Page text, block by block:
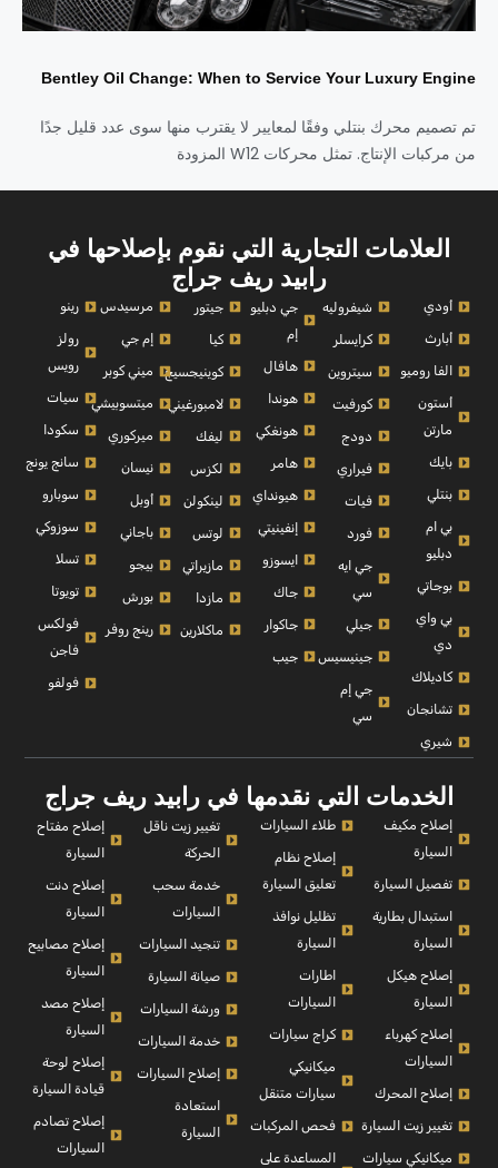
Bentley Oil Change: When to Service Your Luxury Engine
تم تصميم محرك بنتلي وفقًا لمعايير لا يقترب منها سوى عدد قليل جدًا
من مركبات الإنتاج. تمثل محركات W12 المزودة
العلامات التجارية التي نقوم بإصلاحها في
رابيد ريف جراج
أودي
أبارث
الفا روميو
أستون
مارتن
بايك
بنتلي
بي ام
دبليو
بوجاتي
بي واي
دي
كاديلاك
تشانجان
شيري
شيفروليه
كرايسلر
سيتروين
كورفيت
دودج
فيراري
فيات
فورد
جي ايه
سي
جيلي
جينيسيس
جي إم
سي
جي دبليو
إم
هافال
هوندا
هونغكي
هامر
هيونداي
إنفينيتي
ايسوزو
جاك
جاكوار
جيب
جيتور
كيا
كوينيجسيج
لامبورغيني
ليفك
لكزس
لينكولن
لوتس
مازيراتي
مازدا
ماكلارين
مرسيدس
إم جي
ميني كوبر
ميتسوبيشي
ميركوري
نيسان
أوبل
باجاني
بيجو
بورش
رينج روفر
رينو
رولز
رويس
سيات
سكودا
سانج يونج
سوبارو
سوزوكي
تسلا
تويوتا
فولكس
فاجن
فولفو
الخدمات التي نقدمها في رابيد ريف جراج
إصلاح مكيف
السيارة
تفصيل السيارة
استبدال بطارية
السيارة
إصلاح هيكل
السيارة
إصلاح كهرباء
السيارات
إصلاح المحرك
تغيير زيت السيارة
ميكانيكي سيارات
طلاء السيارات
إصلاح نظام
تعليق السيارة
تظليل نوافذ
السيارة
اطارات
السيارات
كراج سيارات
ميكانيكي
سيارات متنقل
فحص المركبات
المساعدة على
تغيير زيت ناقل
الحركة
خدمة سحب
السيارات
تنجيد السيارات
صيانة السيارة
ورشة السيارات
خدمة السيارات
إصلاح السيارات
استعادة
السيارة
إصلاح مفتاح
السيارة
إصلاح دنت
السيارة
إصلاح مصابيح
السيارة
إصلاح مصد
السيارة
إصلاح لوحة
قيادة السيارة
إصلاح تصادم
السيارات